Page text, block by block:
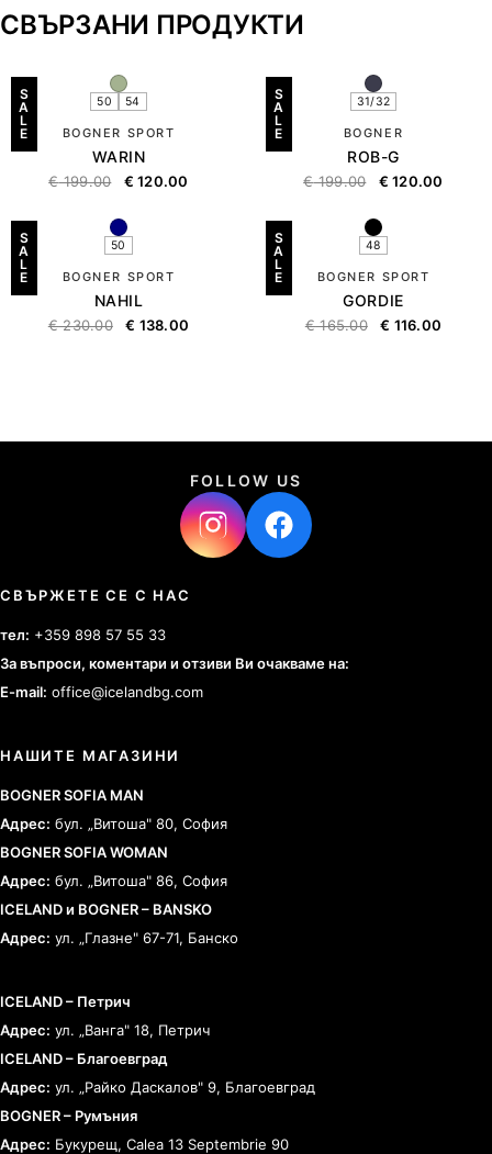
СВЪРЗАНИ ПРОДУКТИ
S
A
L
E
50 54
BOGNER SPORT
WARIN
€199.00 € 120.00
S
A
L
E
31/32
BOGNER
ROB-G
€199.00 € 120.00
S
A
L
E
50
BOGNER SPORT
NAHIL
€230.00 € 138.00
S
A
L
E
48
BOGNER SPORT
GORDIE
€165.00 € 116.00
FOLLOW US
СВЪРЖЕТЕ СЕ С НАС
тел: +359 898 57 55 33
За въпроси, коментари и отзиви Ви очакваме на:
E-mail: office@icelandbg.com
НАШИТЕ МАГАЗИНИ
BOGNER SOFIA MAN
Адрес: бул. „Витоша" 80, София
BOGNER SOFIA WOMAN
Адрес: бул. „Витоша" 86, София
ICELAND и BOGNER – BANSKO
Адрес: ул. „Глазне" 67-71, Банско
ICELAND – Петрич
Адрес: ул. „Ванга" 18, Петрич
ICELAND – Благоевград
Адрес: ул. „Райко Даскалов" 9, Благоевград
BOGNER – Румъния
Адрес: Букурещ, Calea 13 Septembrie 90